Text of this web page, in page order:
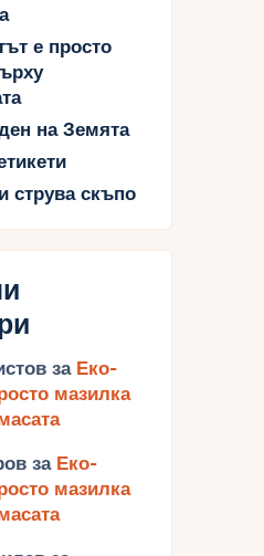
е просто
на Земята
струва скъпо
за Еко-
мазилка
за Еко-
мазилка